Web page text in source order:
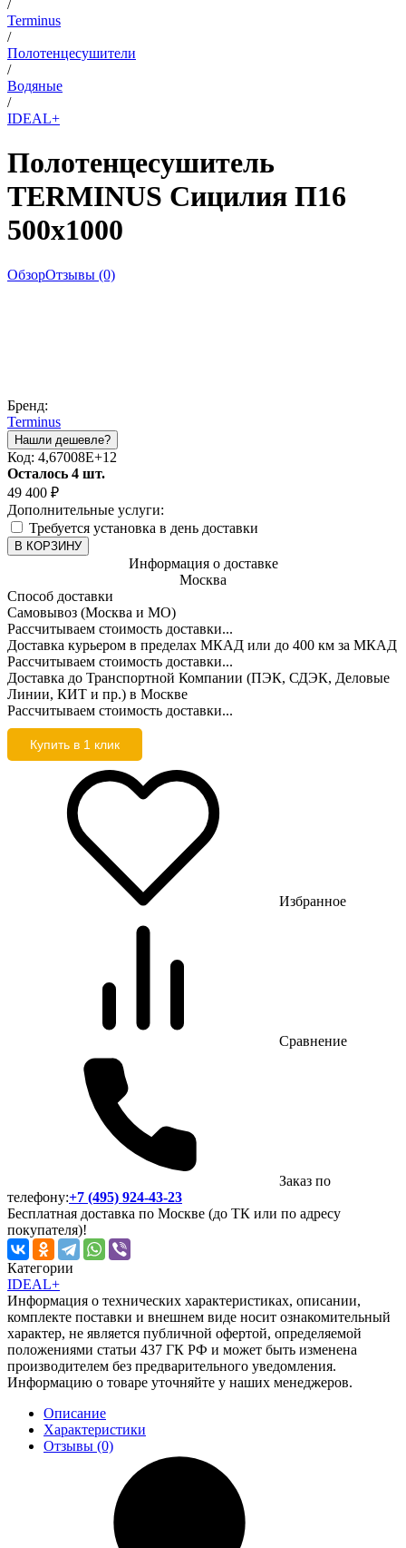
/
Terminus
/
Полотенцесушители
/
Водяные
/
IDEAL+
Полотенцесушитель
TERMINUS Сицилия П16
500х1000
ОбзорОтзывы (0)
Бренд:
Terminus
Код: 4,67008E+12
Осталось 4 шт.
49 400 ₽
Дополнительные услуги:
Требуется установка в день доставки
В КОРЗИНУ
Информация о доставке
Москва
Способ доставки
Самовывоз (Москва и МО)
Рассчитываем стоимость доставки...
Доставка курьером в пределах МКАД или до 400 км за МКАД
Рассчитываем стоимость доставки...
Доставка до Транспортной Компании (ПЭК, СДЭК, Деловые
Линии, КИТ и пр.) в Москве
Рассчитываем стоимость доставки...
Купить в 1 клик
Избранное
Сравнение
Заказ по
телефону:+7 (495) 924-43-23
Бесплатная доставка по Москве (до ТК или по адресу
покупателя)!
Категории
IDEAL+
Информация о технических характеристиках, описании,
комплекте поставки и внешнем виде носит ознакомительный
характер, не является публичной офертой, определяемой
положениями статьи 437 ГК РФ и может быть изменена
производителем без предварительного уведомления.
Информацию о товаре уточняйте у наших менеджеров.
Описание
Характеристики
Отзывы (0)